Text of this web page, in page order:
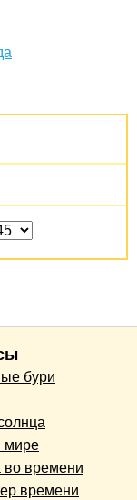
бури
мире
во времени
времени